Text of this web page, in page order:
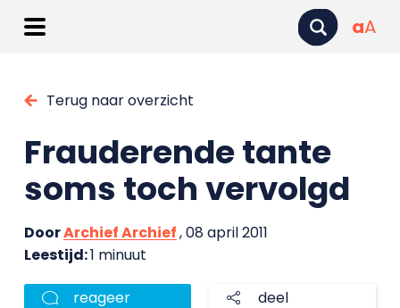
aA
Terug naar overzicht
Frauderende tante
soms toch vervolgd
DoorArchief Archief, 08 april 2011
Leestijd:1 minuut
reageer deel